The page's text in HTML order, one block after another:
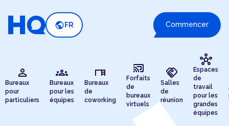
public FR Commencer
person
Bureaux
pour
particuliers
groups
Bureaux
pour les
équipes
desk
Bureaux
de
coworking
cast_connected
Forfaits
de
bureaux
virtuels
handshake
Salles
de
réunion
hub
Espaces
de
travail
pour les
grandes
équipes